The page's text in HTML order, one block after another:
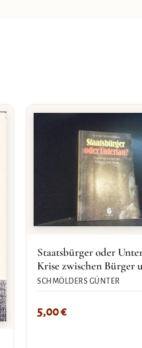
Staatsbürger oder
Krise zwischen Bürger
SCHMÖLDERS GÜNTER
5,00€